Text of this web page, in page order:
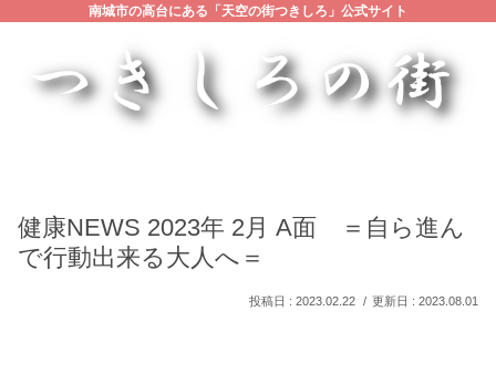
南城市の高台にある「天空の街つきしろ」公式サイト
健康NEWS 2023年 2月 A面 ＝自ら進ん
で行動出来る大人へ＝
2023.02.22 2023.08.01